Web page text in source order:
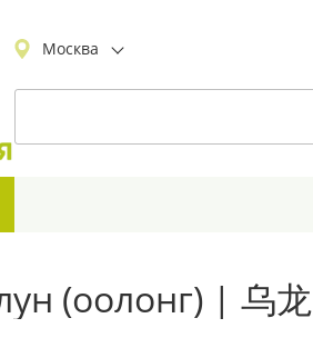
Москва
(оолонг) | 乌龙